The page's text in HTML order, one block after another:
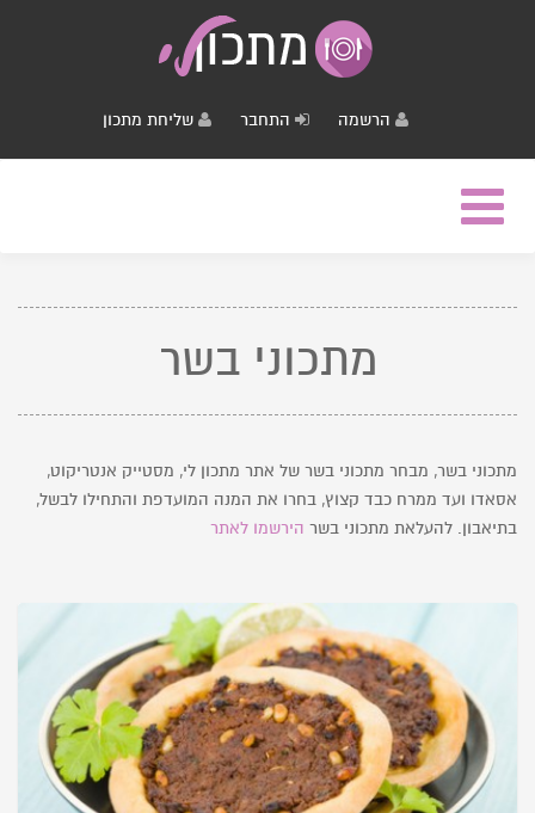
הרשמה התחבר שליחת מתכון
Toggle
navigation
מתכוני בשר
מתכוני בשר, מבחר מתכוני בשר של אתר מתכון לי, מסטייק אנטריקוט,
אסאדו ועד ממרח כבד קצוץ, בחרו את המנה המועדפת והתחילו לבשל,
בתיאבון. להעלאת מתכוני בשר הירשמו לאתר